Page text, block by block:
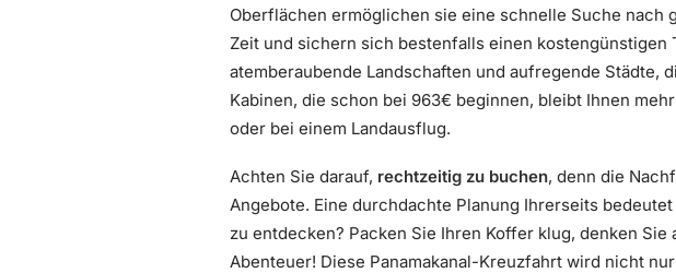
Oberflächen ermöglichen sie eine schnelle Suche nach
Zeit und sichern sich bestenfalls einen kostengünstigen
atemberaubende Landschaften und aufregende
Kabinen, die schon bei 963€ beginnen, bleibt Ihnen
oder bei einem Landausflug.
Achten Sie darauf, rechtzeitig zu buchen, denn die
Angebote. Eine durchdachte Planung Ihrerseits
zu entdecken? Packen Sie Ihren Koffer klug, denken
Abenteuer! Diese Panamakanal-Kreuzfahrt wird nicht